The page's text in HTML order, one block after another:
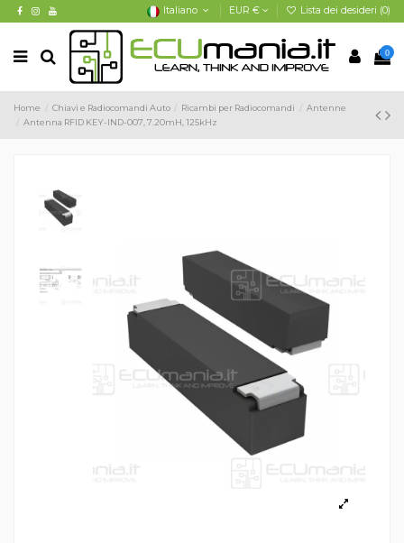
Italiano EUR € Lista dei desideri (0)
0
Home Chiavi e Radiocomandi Auto Ricambi per Radiocomandi
Antenne
Antenna RFID KEY-IND-007, 7.20mH, 125kHz